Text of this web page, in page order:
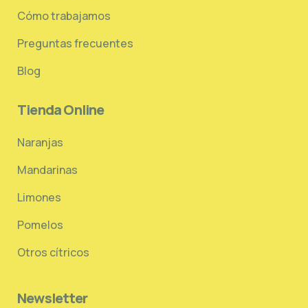
Cómo trabajamos
Preguntas frecuentes
Blog
Tienda Online
Naranjas
Mandarinas
Limones
Pomelos
Otros cítricos
Newsletter